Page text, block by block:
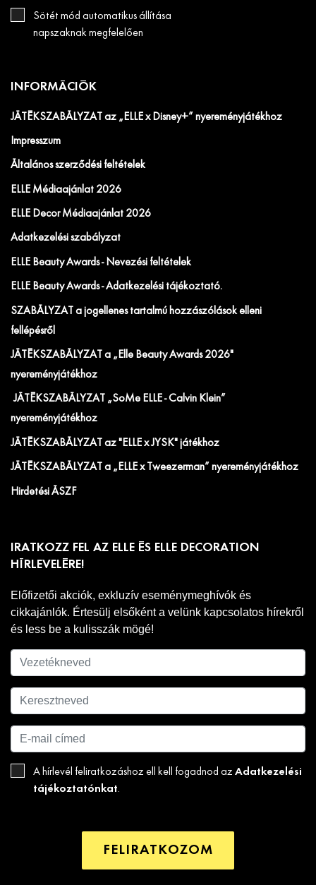
Sötét mód automatikus állítása
napszaknak megfelelően
INFORMÁCIÓK
JÁTÉKSZABÁLYZAT az „ELLE x Disney+” nyereményjátékhoz
Impresszum
Általános szerződési feltételek
ELLE Médiaajánlat 2026
ELLE Decor Médiaajánlat 2026
Adatkezelési szabályzat
ELLE Beauty Awards - Nevezési feltételek
ELLE Beauty Awards - Adatkezelési tájékoztató.
SZABÁLYZAT a jogellenes tartalmú hozzászólások elleni
fellépésről
JÁTÉKSZABÁLYZAT a „Elle Beauty Awards 2026"
nyereményjátékhoz
JÁTÉKSZABÁLYZAT „SoMe ELLE - Calvin Klein”
nyereményjátékhoz
JÁTÉKSZABÁLYZAT az "ELLE x JYSK" játékhoz
JÁTÉKSZABÁLYZAT a „ELLE x Tweezerman” nyereményjátékhoz
Hirdetési ÁSZF
IRATKOZZ FEL AZ ELLE ÉS ELLE DECORATION
HÍRLEVELÉRE!
Előfizetői akciók, exkluzív eseménymeghívók és
cikkajánlók. Értesülj elsőként a velünk kapcsolatos hírekről
és less be a kulisszák mögé!
A hírlevél feliratkozáshoz ell kell fogadnod az Adatkezelési
tájékoztatónkat.
FELIRATKOZOM